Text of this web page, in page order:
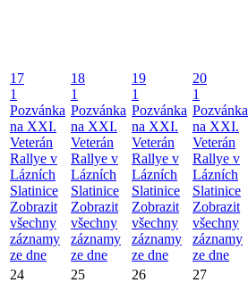
17
1
Pozvánka
na XXI.
Veterán
Rallye v
Lázních
Slatinice
Zobrazit
všechny
záznamy
ze dne
18
1
Pozvánka
na XXI.
Veterán
Rallye v
Lázních
Slatinice
Zobrazit
všechny
záznamy
ze dne
19
1
Pozvánka
na XXI.
Veterán
Rallye v
Lázních
Slatinice
Zobrazit
všechny
záznamy
ze dne
20
1
Pozvánka
na XXI.
Veterán
Rallye v
Lázních
Slatinice
Zobrazit
všechny
záznamy
ze dne
24 25 26 27